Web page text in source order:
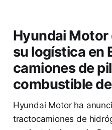
Hyundai
su logística en
camiones de
combustible
Hyundai Motor ha
tractocamiones de